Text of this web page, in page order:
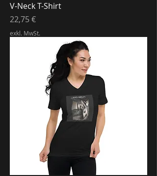
V-Neck T-Shirt
Preis
22,75 €
exkl. MwSt.